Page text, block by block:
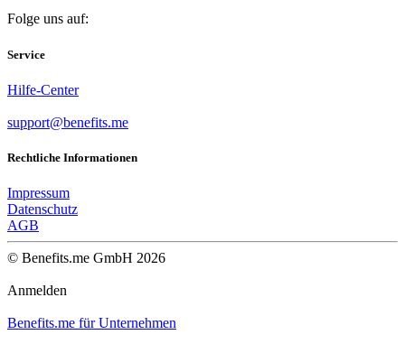
Folge uns auf:
Service
Hilfe-Center
support@benefits.me
Rechtliche Informationen
Impressum
Datenschutz
AGB
© Benefits.me GmbH 2026
Anmelden
Benefits.me für Unternehmen